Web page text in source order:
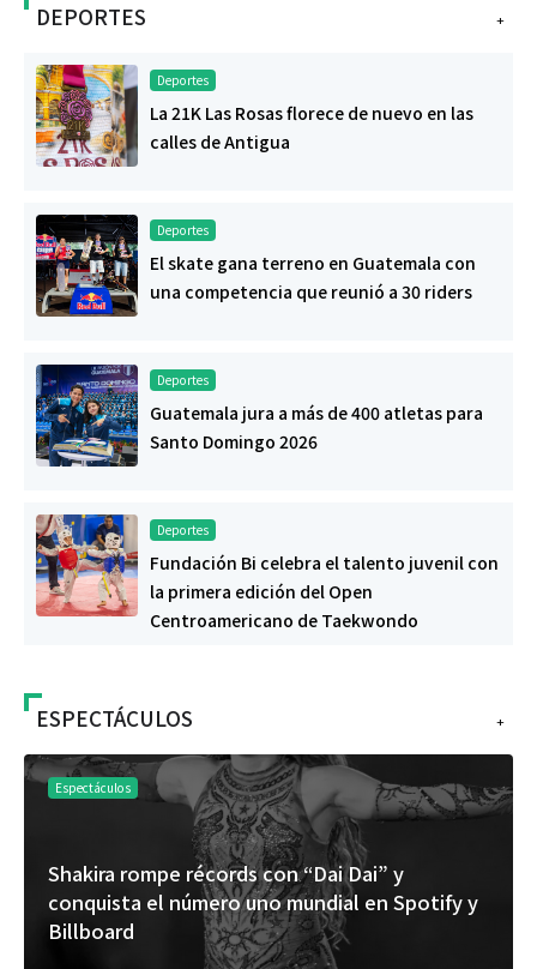
+
DEPORTES
Deportes
La 21K Las Rosas florece de nuevo en las
calles de Antigua
Deportes
El skate gana terreno en Guatemala con
una competencia que reunió a 30 riders
Deportes
Guatemala jura a más de 400 atletas para
Santo Domingo 2026
Deportes
Fundación Bi celebra el talento juvenil con
la primera edición del Open
Centroamericano de Taekwondo
+
ESPECTÁCULOS
Espectáculos
Shakira rompe récords con “Dai Dai” y
conquista el número uno mundial en Spotify y
Billboard